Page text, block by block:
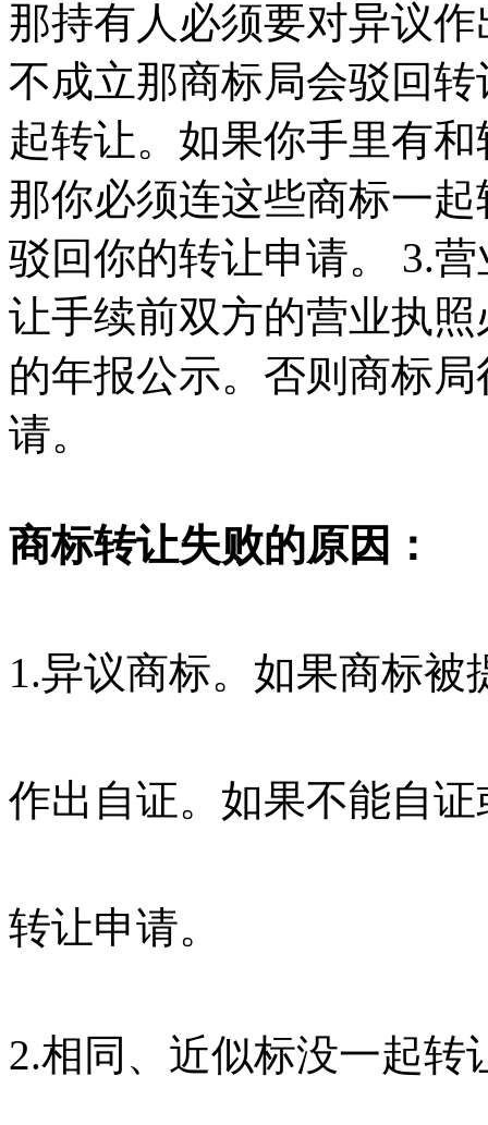
那持有人必须要对异议
不成立那商标局会驳回
起转让。如果你手里有
那你必须连这些商标一
驳回你的转让申请。 3.
让手续前双方的营业执
的年报公示。否则商标
请。
商标转让失败的原因：
1.异议商标。如果商标
作出自证。如果不能自
转让申请。
2.相同、近似标没一起